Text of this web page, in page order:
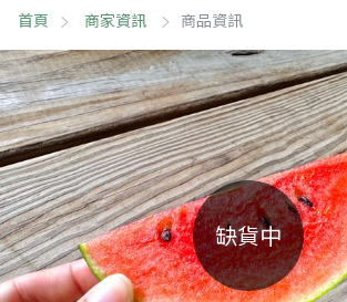
首頁 商家資訊 商品資訊
缺貨中